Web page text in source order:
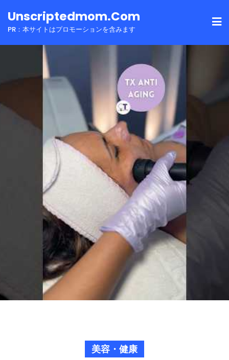
toUnscriptedmom.com
PR：本サイトはプロモーションを含みます
美容・健康